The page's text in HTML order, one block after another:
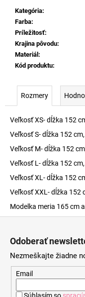
Kategória:
Farba:
Príležitosť:
Krajina pôvodu:
Materiál :
Kód produktu:
Rozmery
Veľkosť XS- dĺžka 152
Veľkosť S- dĺžka 152
Veľkosť M- dĺžka 152
Veľkosť L- dĺžka 152
Veľkosť XL- dĺžka 152
Veľkosť XXL- dĺžka 152
Modelka meria 165 cm
Odoberať
Nezmeškajte žiadne
Email